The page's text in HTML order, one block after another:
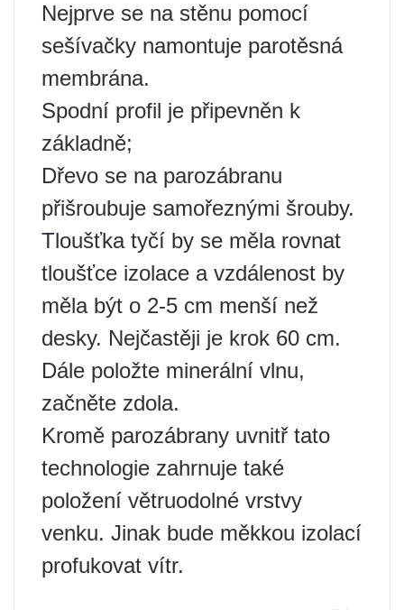
Nejprve se na stěnu pomocí
sešívačky namontuje parotěsná
membrána.
Spodní profil je připevněn k
základně;
Dřevo se na parozábranu
přišroubuje samořeznými šrouby.
Tloušťka tyčí by se měla rovnat
tloušťce izolace a vzdálenost by
měla být o 2-5 cm menší než
desky. Nejčastěji je krok 60 cm.
Dále položte minerální vlnu,
začněte zdola.
Kromě parozábrany uvnitř tato
technologie zahrnuje také
položení větruodolné vrstvy
venku. Jinak bude měkkou izolací
profukovat vítr.